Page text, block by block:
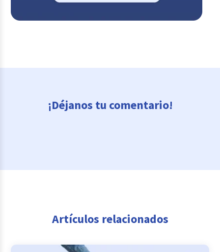
¡Déjanos tu comentario!
Artículos relacionados